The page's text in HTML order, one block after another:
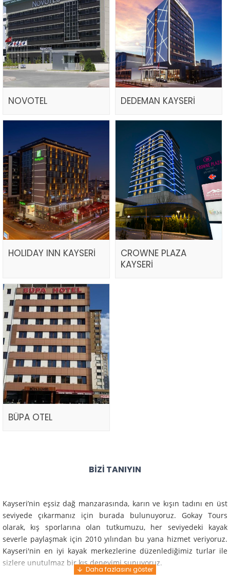
NOVOTEL DEDEMAN KAYSERİ
HOLIDAY INN KAYSERİ
CROWNE PLAZA
KAYSERİ
BÜPA OTEL
BIZI TANIYIN
Kayseri’nin eşsiz dağ manzarasında, karın ve kışın tadını en üst
seviyede çıkarmanız için burada bulunuyoruz. Gokay Tours
olarak, kış sporlarına olan tutkumuzu, her seviyedeki kayak
severle paylaşmak için 2010 yılından bu yana hizmet veriyoruz.
Kayseri'nin en iyi kayak merkezlerine düzenlediğimiz turlar ile
sizlere unutulmaz bir kış deneyimi sunuyoruz.